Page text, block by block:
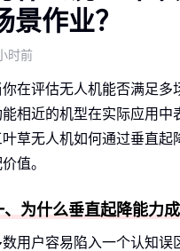
景作业？
时前
你在评估无人机能否满足
能相近的机型在实际应用中
叶草无人机如何通过垂直
值。
、为什么垂直起降能力
数用户容易陷入一个认知误